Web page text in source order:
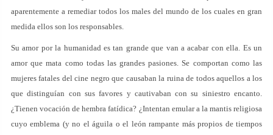
aparentemente a remediar todos los males del mundo de los cuales en gran
medida ellos son los responsables.
Su amor por la humanidad es tan grande que van a acabar con ella. Es un
amor que mata como todas las grandes pasiones. Se comportan como las
mujeres fatales del cine negro que causaban la ruina de todos aquellos a los
que distinguían con sus favores y cautivaban con su siniestro encanto.
¿Tienen vocación de hembra fatídica? ¿Intentan emular a la mantis religiosa
cuyo emblema (y no el águila o el león rampante más propios de tiempos